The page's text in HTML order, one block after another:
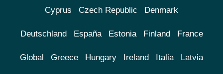
Cyprus Czech Republic Denmark
Deutschland España Estonia Finland France
Global Greece Hungary Ireland Italia Latvia